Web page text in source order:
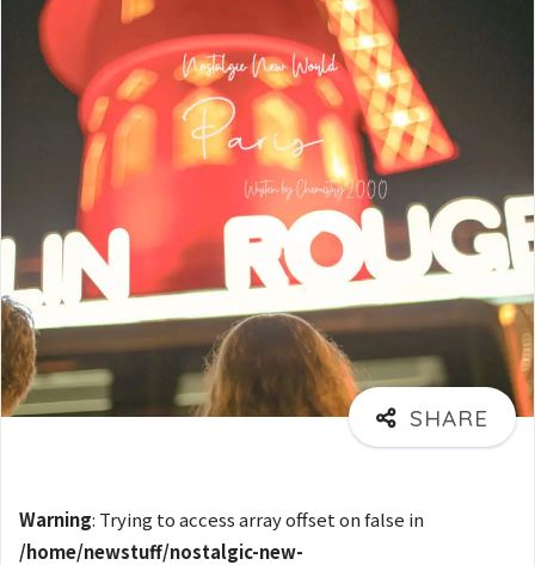
Warning: Trying to access array offset on false in
/home/newstuff/nostalgic-new-